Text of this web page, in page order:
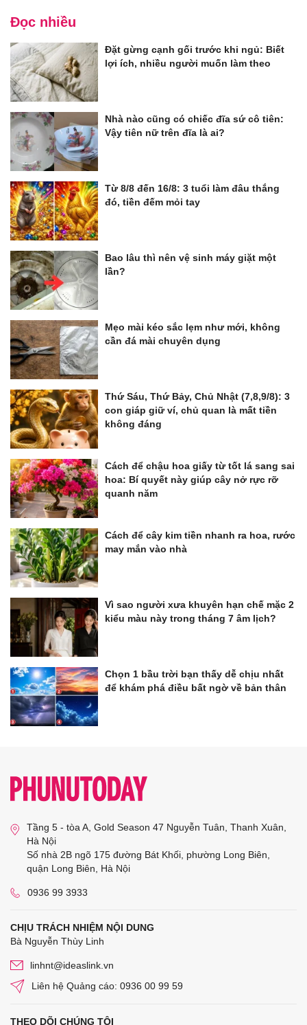
Đọc nhiều
Đặt gừng cạnh gối trước khi ngủ: Biết
lợi ích, nhiều người muốn làm theo
Nhà nào cũng có chiếc đĩa sứ cô tiên:
Vậy tiên nữ trên đĩa là ai?
Từ 8/8 đến 16/8: 3 tuổi làm đâu thắng
đó, tiền đếm mỏi tay
Bao lâu thì nên vệ sinh máy giặt một
lần?
Mẹo mài kéo sắc lẹm như mới, không
cần đá mài chuyên dụng
Thứ Sáu, Thứ Bảy, Chủ Nhật (7,8,9/8): 3
con giáp giữ ví, chủ quan là mất tiền
không đáng
Cách để chậu hoa giấy từ tốt lá sang sai
hoa: Bí quyết này giúp cây nở rực rỡ
quanh năm
Cách để cây kim tiền nhanh ra hoa, rước
may mắn vào nhà
Vì sao người xưa khuyên hạn chế mặc 2
kiểu màu này trong tháng 7 âm lịch?
Chọn 1 bầu trời bạn thấy dễ chịu nhất
để khám phá điều bất ngờ về bản thân
Tầng 5 - tòa A, Gold Season 47 Nguyễn Tuân, Thanh Xuân,
Hà Nội
Số nhà 2B ngõ 175 đường Bát Khối, phường Long Biên,
quận Long Biên, Hà Nội
0936 99 3933
CHỊU TRÁCH NHIỆM NỘI DUNG
Bà Nguyễn Thùy Linh
linhnt@ideaslink.vn
Liên hệ Quảng cáo: 0936 00 99 59
THEO DÕI CHÚNG TÔI